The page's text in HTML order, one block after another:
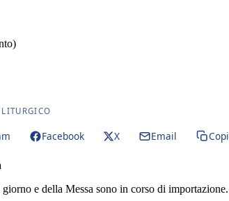
Facebook X Email
e della Messa sono in corso di importazione.